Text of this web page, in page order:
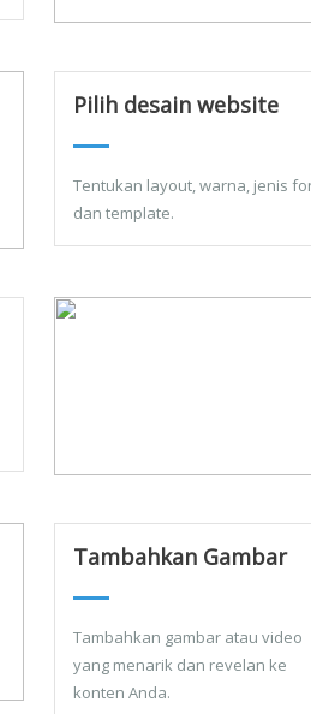
Pilih desain website
Tentukan layout, warna, jenis
dan template.
Tambahkan Gambar
Tambahkan gambar atau video
yang menarik dan revelan ke
konten Anda.